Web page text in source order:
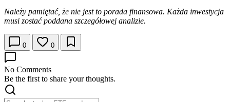
Należy pamiętać, że nie jest to porada finansowa. Każda inwestycja
musi zostać poddana szczegółowej analizie.
0 0
No Comments
Be the first to share your thoughts.